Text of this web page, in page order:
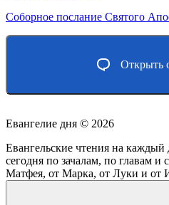
Соборное послание Святого
Открыть
Евангелие дня © 2026
Евангельские чтения на каждый
сегодня по зачалам, по главам и
Матфея, от Марка, от Луки и от